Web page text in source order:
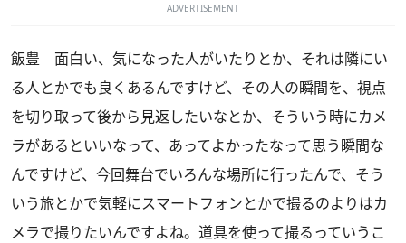
ADVERTISEMENT
飯豊 面白い、気になった人がいたりとか、それは隣にい
る人とかでも良くあるんですけど、その人の瞬間を、視点
を切り取って後から見返したいなとか、そういう時にカメ
ラがあるといいなって、あってよかったなって思う瞬間な
んですけど、今回舞台でいろんな場所に行ったんで、そう
いう旅とかで気軽にスマートフォンとかで撮るのよりはカ
メラで撮りたいんですよね。道具を使って撮るっていうこ